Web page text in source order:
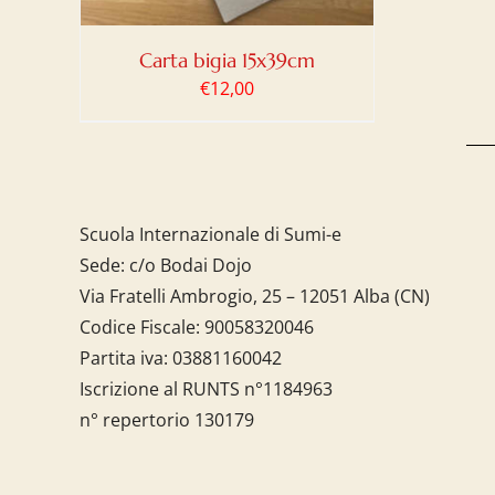
Carta bigia 15x39cm
€12,00
Scuola Internazionale di Sumi-e
Sede: c/o Bodai Dojo
Via Fratelli Ambrogio, 25 – 12051 Alba (CN)
Codice Fiscale: 90058320046
Partita iva: 03881160042
Iscrizione al RUNTS n°1184963
n° repertorio 130179